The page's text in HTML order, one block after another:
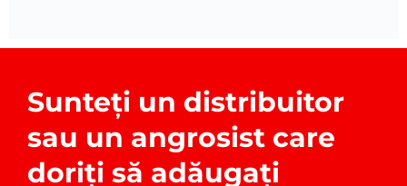
Sunteți un distribuitor
sau un angrosist care
doriți să adăugați